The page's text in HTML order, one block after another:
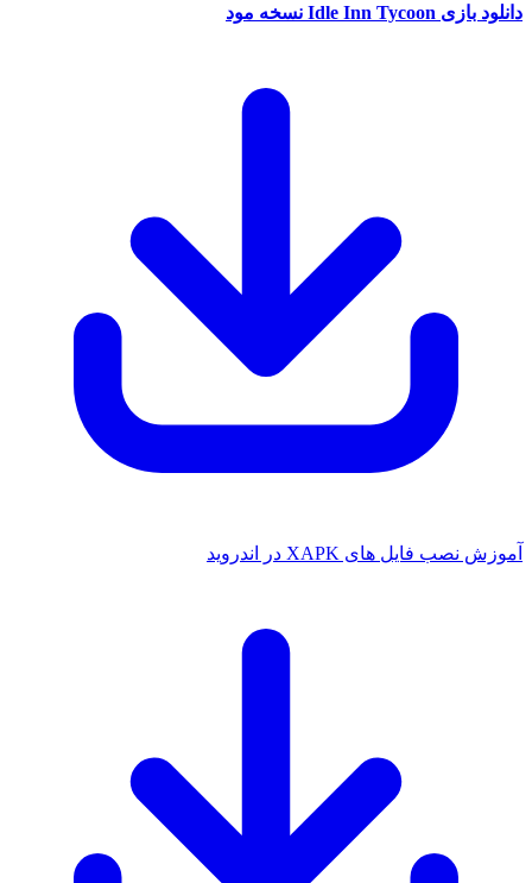
دانلود بازی Idle Inn Tycoon نسخه مود
آموزش نصب فایل های XAPK در اندروید